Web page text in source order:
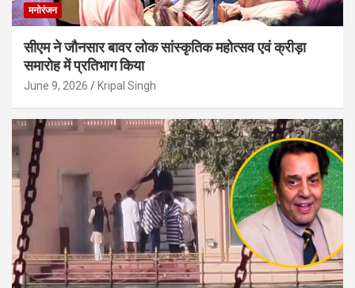
मनोरंजन
सीएम ने जौनसार बावर लोक सांस्कृतिक महोत्सव एवं क्रीड़ा
समारोह में प्रतिभाग किया
June 9, 2026 Kripal Singh